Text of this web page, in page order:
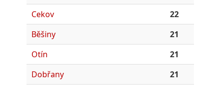
Cekov
22
Běšiny
21
Otín
21
Dobřany
21